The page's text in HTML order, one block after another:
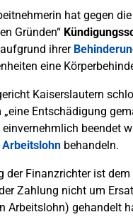
hat gegen
Gründen“
ihrer
eine
Kaiserslautern
„eine Entschädigung
beendet
Arbeitslohn behandeln.
der Finanzrichter ist
Zahlung nicht um
Arbeitslohn) gehandelt